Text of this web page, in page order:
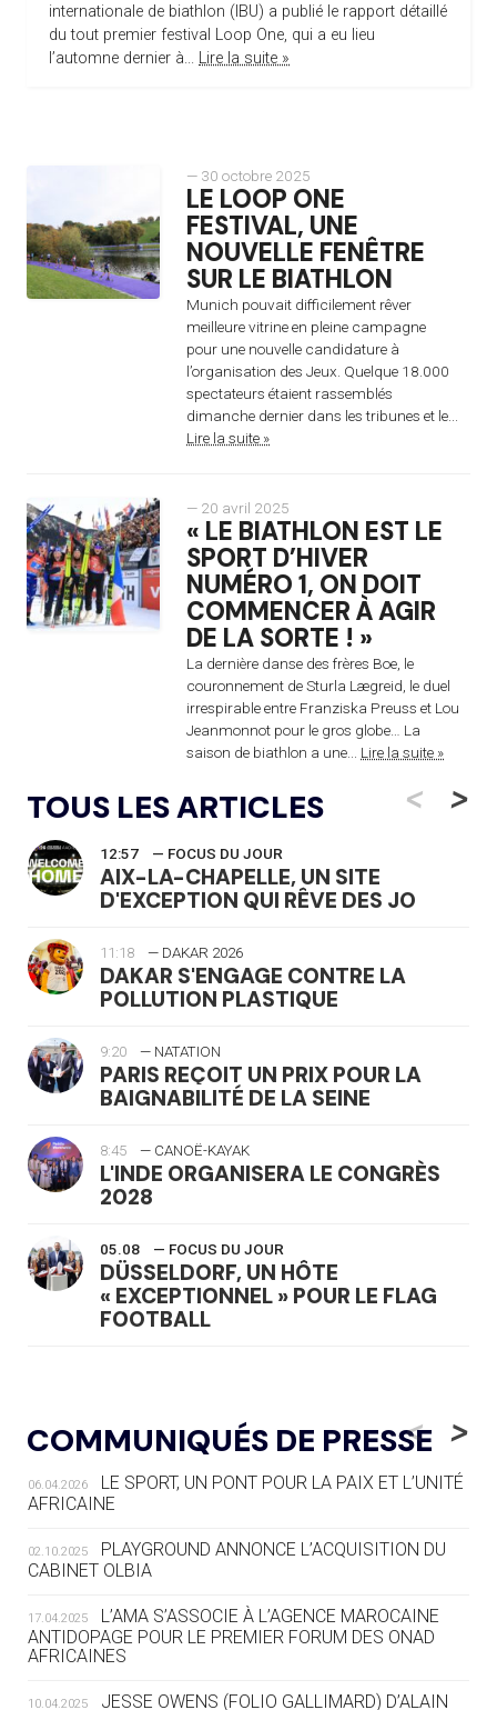
internationale de biathlon (IBU) a publié le rapport détaillé
du tout premier festival Loop One, qui a eu lieu
l’automne dernier à... Lire la suite »
— 30 octobre 2025
LE LOOP ONE
FESTIVAL, UNE
NOUVELLE FENÊTRE
SUR LE BIATHLON
Munich pouvait difficilement rêver
meilleure vitrine en pleine campagne
pour une nouvelle candidature à
l’organisation des Jeux. Quelque 18.000
spectateurs étaient rassemblés
dimanche dernier dans les tribunes et le...
Lire la suite »
— 20 avril 2025
« LE BIATHLON EST LE
SPORT D’HIVER
NUMÉRO 1, ON DOIT
COMMENCER À AGIR
DE LA SORTE ! »
La dernière danse des frères Boe, le
couronnement de Sturla Lægreid, le duel
irrespirable entre Franziska Preuss et Lou
Jeanmonnot pour le gros globe… La
saison de biathlon a une... Lire la suite »
TOUS LES ARTICLES <
12:57 — FOCUS DU JOUR
AIX-LA-CHAPELLE, UN SITE
D'EXCEPTION QUI RÊVE DES JO
11:18 — DAKAR 2026
DAKAR S'ENGAGE CONTRE LA
POLLUTION PLASTIQUE
9:20 — NATATION
PARIS REÇOIT UN PRIX POUR LA
BAIGNABILITÉ DE LA SEINE
8:45 — CANOË-KAYAK
L'INDE ORGANISERA LE CONGRÈS
2028
05.08 — FOCUS DU JOUR
DÜSSELDORF, UN HÔTE
« EXCEPTIONNEL » POUR LE FLAG
FOOTBALL
LE RÊVE DE VOIR LA LUGE ALPINE
AUX JO « N'EST PAS FINI »
05.08 — TIR À L'ARC
DES MONDIAUX À BRISBANE SUR LA
ROUTE DES JO 2032
LE VILLAGE OLYMPIQUE DES ARAVIS
SE DESSINE
>
COMMUNIQUÉS DE PRESSE
<
06.04.2026
LE SPORT, UN PONT POUR LA PAIX ET L’UNITÉ
AFRICAINE
02.10.2025
PLAYGROUND ANNONCE L’ACQUISITION DU
CABINET OLBIA
17.04.2025
L’AMA S’ASSOCIE À L’AGENCE MAROCAINE
ANTIDOPAGE POUR LE PREMIER FORUM DES ONAD
AFRICAINES
10.04.2025
JESSE OWENS (FOLIO GALLIMARD) D’ALAIN
>